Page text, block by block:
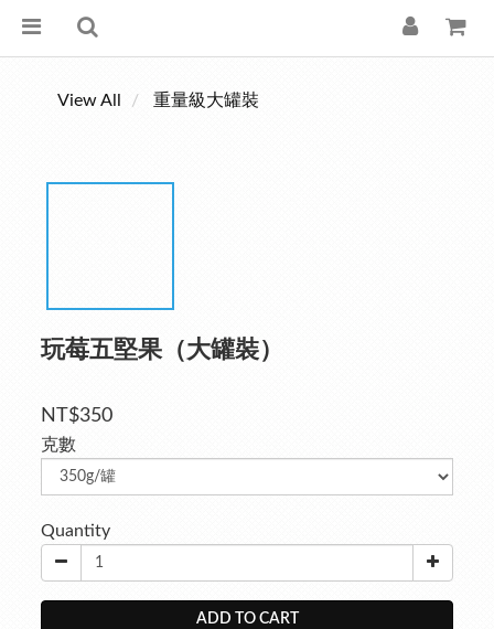
View All 重量級大罐裝
玩莓五堅果（大罐裝）
NT$350
克數
Quantity
ADD TO CART